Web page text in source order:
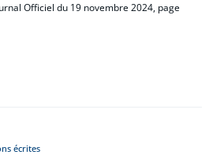
Officiel du 19 novembre 2024, page
écrites